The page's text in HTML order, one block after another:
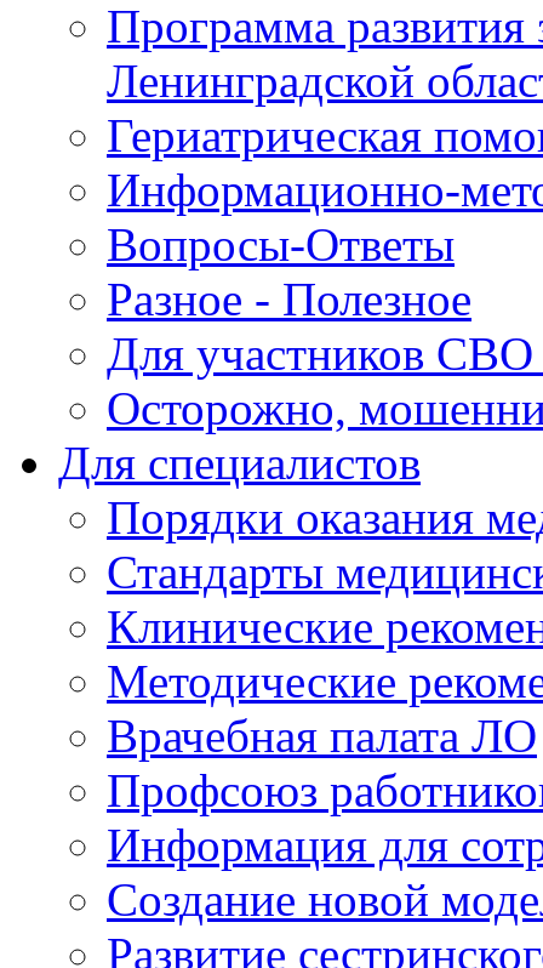
Программа развития
Ленинградской
Гериатрическая
Информационно-
Вопросы-Ответы
Разное - Полезное
Для участников СВО
Осторожно,
Для специалистов
Порядки оказания
Стандарты
Клинические
Методические
Врачебная палата ЛО
Профсоюз
Информация для
Создание новой
Развитие